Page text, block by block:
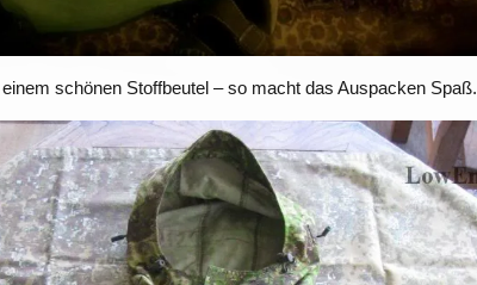
schönen Stoffbeutel – so macht das Auspacken Spaß.